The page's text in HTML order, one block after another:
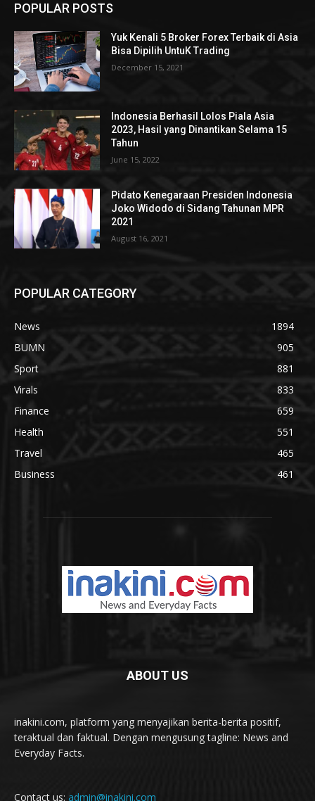
POPULAR POSTS
Yuk Kenali 5 Broker Forex Terbaik di Asia
Bisa Dipilih UntuK Trading
December 15, 2021
Indonesia Berhasil Lolos Piala Asia
2023, Hasil yang Dinantikan Selama 15
Tahun
June 15, 2022
Pidato Kenegaraan Presiden Indonesia
Joko Widodo di Sidang Tahunan MPR
2021
August 16, 2021
POPULAR CATEGORY
News
1894
BUMN
905
Sport
881
Virals
833
Finance
659
Health
551
Travel
465
Business
461
ABOUT US
inakini.com, platform yang menyajikan berita-berita positif,
teraktual dan faktual. Dengan mengusung tagline: News and
Everyday Facts.
Contact us: admin@inakini.com